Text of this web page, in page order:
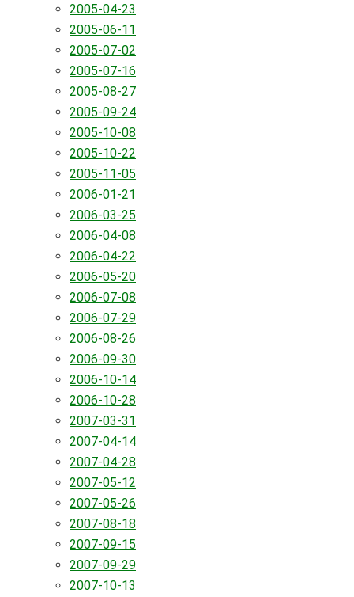
2005-04-23
2005-06-11
2005-07-02
2005-07-16
2005-08-27
2005-09-24
2005-10-08
2005-10-22
2005-11-05
2006-01-21
2006-03-25
2006-04-08
2006-04-22
2006-05-20
2006-07-08
2006-07-29
2006-08-26
2006-09-30
2006-10-14
2006-10-28
2007-03-31
2007-04-14
2007-04-28
2007-05-12
2007-05-26
2007-08-18
2007-09-15
2007-09-29
2007-10-13